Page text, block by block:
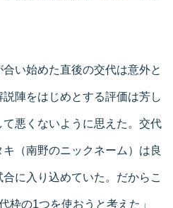
い始めた直後の交代は意外と
陣をはじめとする評価は芳し
て悪くないように思えた。交代
（南野のニックネーム）は良
に入り込めていた。だからこ
枠の1つを使おうと考えた」